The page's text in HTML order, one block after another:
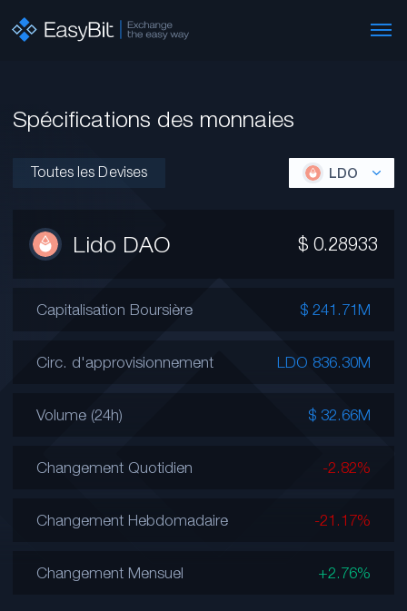
Spécifications des monnaies
Toutes les Devises LDO
Lido DAO $ 0.28933
Capitalisation Boursière $ 241.71M
Circ. d'approvisionnement LDO 836.30M
Volume (24h) $ 32.66M
Changement Quotidien -2.82%
Changement Hebdomadaire -21.17%
Changement Mensuel +2.76%